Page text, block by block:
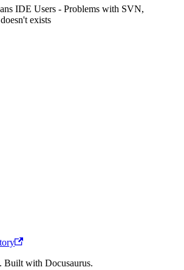
IDE Users - Problems with SVN,
exists
with Docusaurus.